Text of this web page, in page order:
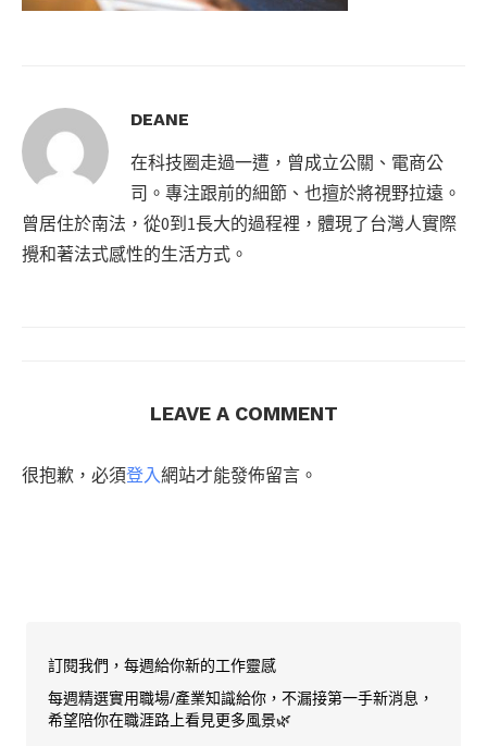
DEANE
在科技圈走過一遭，曾成立公關、電商公
司。專注跟前的細節、也擅於將視野拉遠。
曾居住於南法，從0到1長大的過程裡，體現了台灣人實際
攪和著法式感性的生活方式。
LEAVE A COMMENT
很抱歉，必須登入網站才能發佈留言。
訂閱我們，每週給你新的工作靈感
每週精選實用職場/產業知識給你，不漏接第一手新消息，
希望陪你在職涯路上看見更多風景🌿